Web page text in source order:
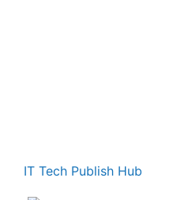
IT Tech Publish Hub